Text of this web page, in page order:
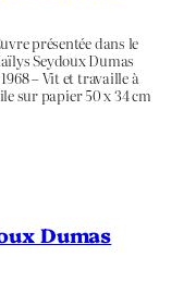
présentée dans le
Seydoux Dumas
– Vit et travaille à
sur papier 50 x 34 cm
Dumas